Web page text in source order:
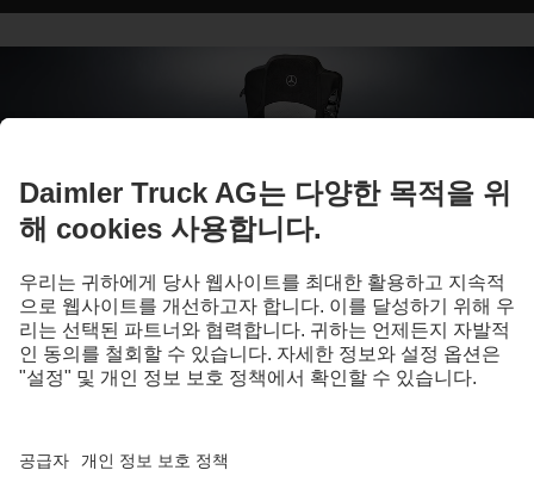
나만의 개성 있는 트럭
액세서리 및 추가 장착